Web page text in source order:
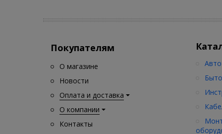
Покупателям
О магазине
Новости
Оплата и доставка
О компании
Контакты